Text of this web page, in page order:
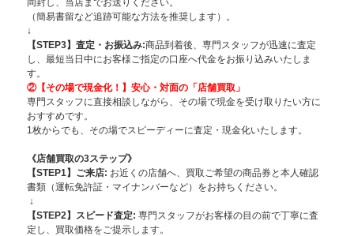
（簡易書留など追跡可能な方法を推奨します）。
↓
【STEP3】査定・お振込み:商品到着後、専門スタッフが迅速に査定
し、最短当日中にお客様ご指定の口座へ代金をお振り込みいたしま
す。
②【その場で現金化！】安心・対面の「店舗買取」
専門スタッフに直接相談しながら、その場で現金を受け取りたい方に
おすすめです。
1枚からでも、その場でスピーディーに査定・現金化いたします。
《店舗買取の3ステップ》
【STEP1】 ご来店: お近くの店舗へ、買取ご希望の商品券と本人確認
書類（運転免許証・マイナンバーなど）をお持ちください。
↓
【STEP2】スピード査定: 専門スタッフがお客様の目の前で丁寧に査
定し、買取価格をご提示します。